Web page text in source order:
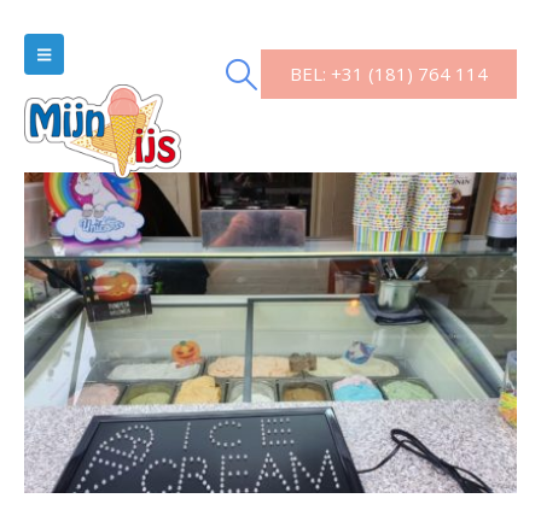
BEL: +31 (181) 764 114